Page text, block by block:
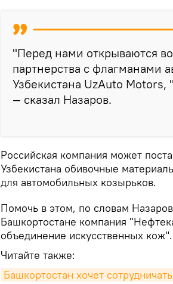
"Перед нами открываются
партнерства с флагманами
Узбекистана UzAuto
— сказал Назаров.
Российская компания может
Узбекистана обивочные
для автомобильных козырьков.
Помочь в этом, по словам
Башкортостане компания
объединение искусственных кож".
Читайте также:
Башкортостан хочет